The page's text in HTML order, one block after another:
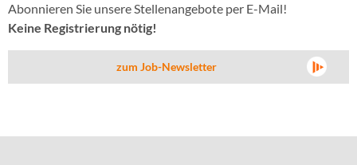
Abonnieren Sie unsere Stellenangebote per E-Mail!
Keine Registrierung nötig!
zum Job-Newsletter